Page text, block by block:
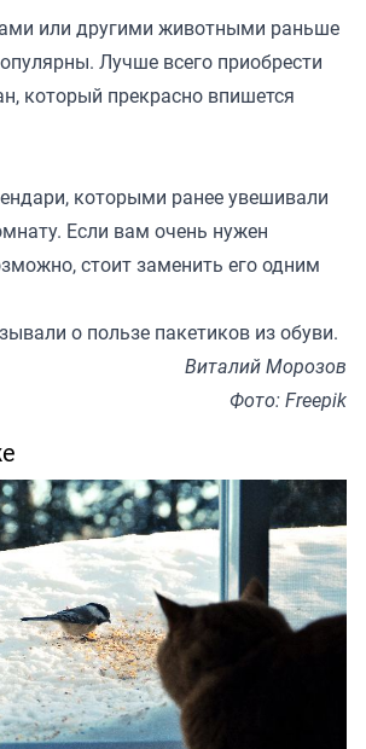
или другими животными раньше
Лучше всего приобрести
который прекрасно впишется
которыми ранее увешивали
Если вам очень нужен
стоит заменить его одним
о пользе пакетиков из обуви.
Виталий Морозов
Фото: Freepik